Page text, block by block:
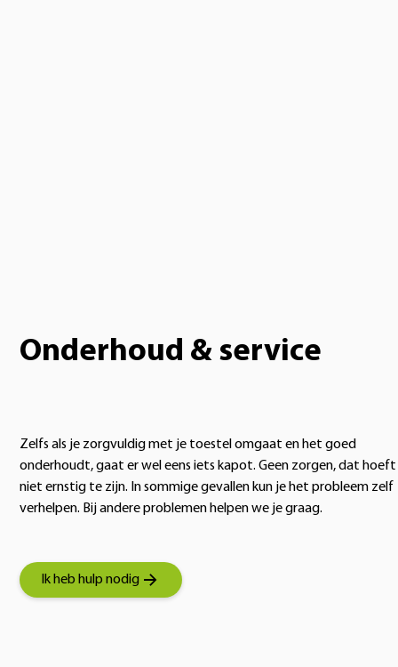
Onderhoud & service
Zelfs als je zorgvuldig met je toestel omgaat en het goed
onderhoudt, gaat er wel eens iets kapot. Geen zorgen, dat hoeft
niet ernstig te zijn. In sommige gevallen kun je het probleem zelf
verhelpen. Bij andere problemen helpen we je graag.
Ik heb hulp nodig